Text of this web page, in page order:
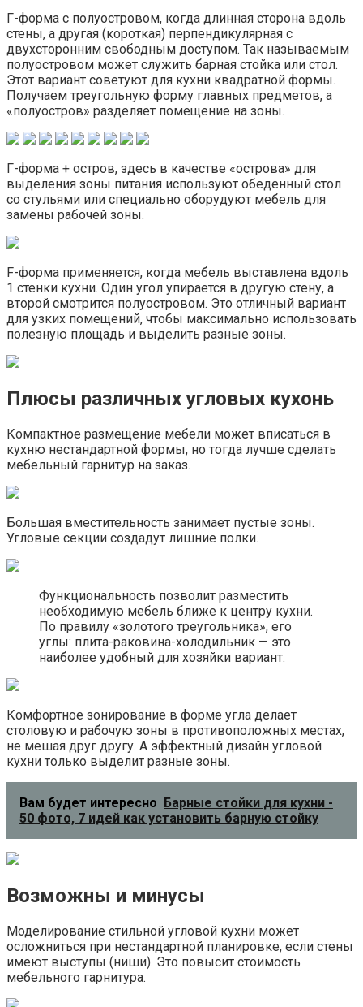
Г-форма с полуостровом, когда длинная сторона вдоль
стены, а другая (короткая) перпендикулярная с
двухсторонним свободным доступом. Так называемым
полуостровом может служить барная стойка или стол.
Этот вариант советуют для кухни квадратной формы.
Получаем треугольную форму главных предметов, а
«полуостров» разделяет помещение на зоны.
Г-форма + остров, здесь в качестве «острова» для
выделения зоны питания используют обеденный стол
со стульями или специально оборудуют мебель для
замены рабочей зоны.
F-форма применяется, когда мебель выставлена вдоль
1 стенки кухни. Один угол упирается в другую стену, а
второй смотрится полуостровом. Это отличный вариант
для узких помещений, чтобы максимально использовать
полезную площадь и выделить разные зоны.
Плюсы различных угловых кухонь
Компактное размещение мебели может вписаться в
кухню нестандартной формы, но тогда лучше сделать
мебельный гарнитур на заказ.
Большая вместительность занимает пустые зоны.
Угловые секции создадут лишние полки.
Функциональность позволит разместить
необходимую мебель ближе к центру кухни.
По правилу «золотого треугольника», его
углы: плита-раковина-холодильник — это
наиболее удобный для хозяйки вариант.
Комфортное зонирование в форме угла делает
столовую и рабочую зоны в противоположных местах,
не мешая друг другу. А эффектный дизайн угловой
кухни только выделит разные зоны.
Вам будет интересно Барные стойки для кухни -
50 фото, 7 идей как установить барную стойку
Возможны и минусы
Моделирование стильной угловой кухни может
осложниться при нестандартной планировке, если стены
имеют выступы (ниши). Это повысит стоимость
мебельного гарнитура.